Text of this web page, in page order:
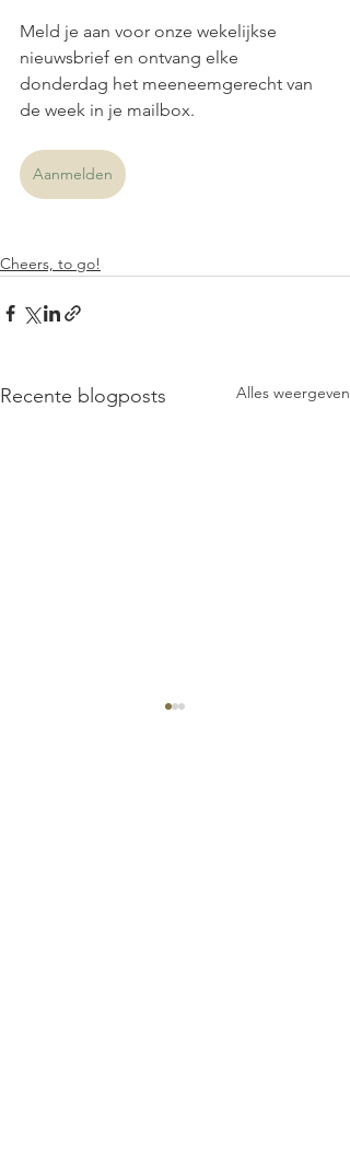
Meld je aan voor onze wekelijkse
nieuwsbrief en ontvang elke
donderdag het meeneemgerecht van
de week in je mailbox.
Aanmelden
Cheers, to go!
Recente blogposts Alles weergeven